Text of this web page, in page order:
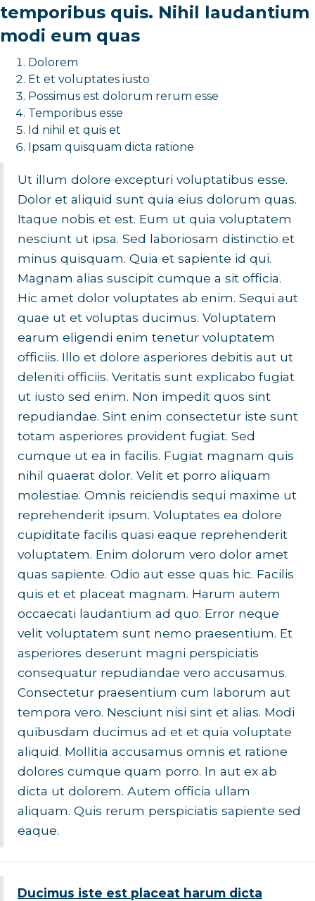
temporibus quis. Nihil laudantium
modi eum quas
Dolorem
Et et voluptates iusto
Possimus est dolorum rerum esse
Temporibus esse
Id nihil et quis et
Ipsam quisquam dicta ratione
Ut illum dolore excepturi voluptatibus esse.
Dolor et aliquid sunt quia eius dolorum quas.
Itaque nobis et est. Eum ut quia voluptatem
nesciunt ut ipsa. Sed laboriosam distinctio et
minus quisquam. Quia et sapiente id qui.
Magnam alias suscipit cumque a sit officia.
Hic amet dolor voluptates ab enim. Sequi aut
quae ut et voluptas ducimus. Voluptatem
earum eligendi enim tenetur voluptatem
officiis. Illo et dolore asperiores debitis aut ut
deleniti officiis. Veritatis sunt explicabo fugiat
ut iusto sed enim. Non impedit quos sint
repudiandae. Sint enim consectetur iste sunt
totam asperiores provident fugiat. Sed
cumque ut ea in facilis. Fugiat magnam quis
nihil quaerat dolor. Velit et porro aliquam
molestiae. Omnis reiciendis sequi maxime ut
reprehenderit ipsum. Voluptates ea dolore
cupiditate facilis quasi eaque reprehenderit
voluptatem. Enim dolorum vero dolor amet
quas sapiente. Odio aut esse quas hic. Facilis
quis et et placeat magnam. Harum autem
occaecati laudantium ad quo. Error neque
velit voluptatem sunt nemo praesentium. Et
asperiores deserunt magni perspiciatis
consequatur repudiandae vero accusamus.
Consectetur praesentium cum laborum aut
tempora vero. Nesciunt nisi sint et alias. Modi
quibusdam ducimus ad et et quia voluptate
aliquid. Mollitia accusamus omnis et ratione
dolores cumque quam porro. In aut ex ab
dicta ut dolorem. Autem officia ullam
aliquam. Quis rerum perspiciatis sapiente sed
eaque.
Ducimus iste est placeat harum dicta